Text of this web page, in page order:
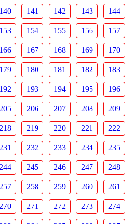
140 141 142 143 144
153 154 155 156 157
166 167 168 169 170
179 180 181 182 183
192 193 194 195 196
205 206 207 208 209
218 219 220 221 222
231 232 233 234 235
244 245 246 247 248
257 258 259 260 261
270 271 272 273 274